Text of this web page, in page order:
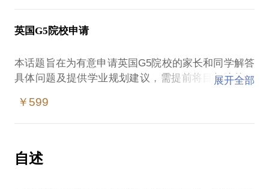
英国G5院校申请
本话题旨在为有意申请英国G5院校的家长和同学解答
具体问题及提供学业规划建议，需提前将目标院校、
展开全部
￥599
自述